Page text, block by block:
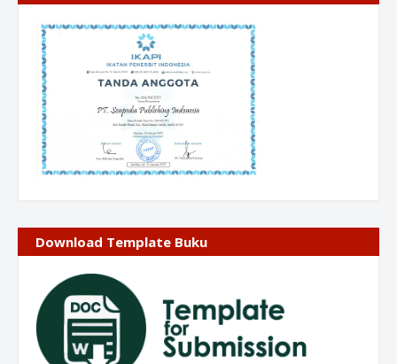
Download Template Buku